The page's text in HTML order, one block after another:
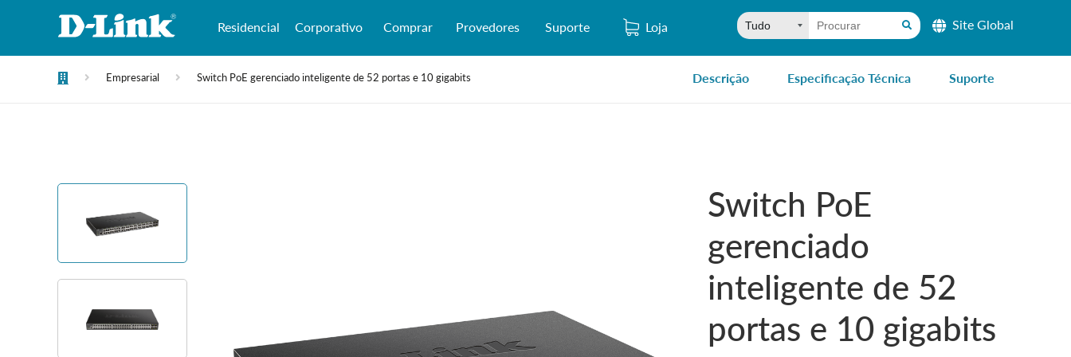
Residencial Corporativo Comprar Provedores Suporte Loja Site Global
Empresarial Switch PoE gerenciado inteligente de 52 portas e 10 gigabits Descrição Especificação Técnica Suporte
Switch PoE
gerenciado
inteligente de 52
portas e 10 gigabits